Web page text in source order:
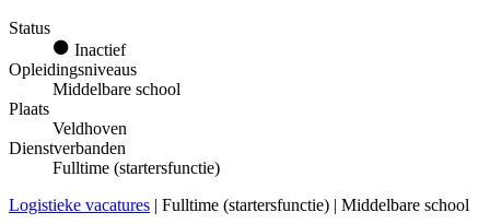
Status
Inactief
Opleidingsniveaus
Middelbare school
Plaats
Veldhoven
Dienstverbanden
Fulltime (startersfunctie)
Logistieke vacatures | Fulltime (startersfunctie) | Middelbare school